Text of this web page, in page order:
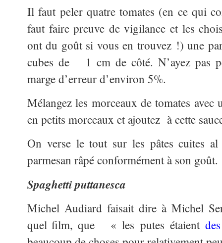
Il faut peler quatre tomates (en ce qui
faut faire preuve de vigilance et les
ont du goût si vous en trouvez !) une
cubes de 1 cm de côté. N’ayez pas
marge d’erreur d’environ 5%.
Mélangez les morceaux de tomates
en petits morceaux et ajoutez à cette
On verse le tout sur les pâtes cuites
parmesan râpé conformément à son goût.
Spaghetti puttanesca
Michel Audiard faisait dire à Michel
quel film, que « les putes étaientdes